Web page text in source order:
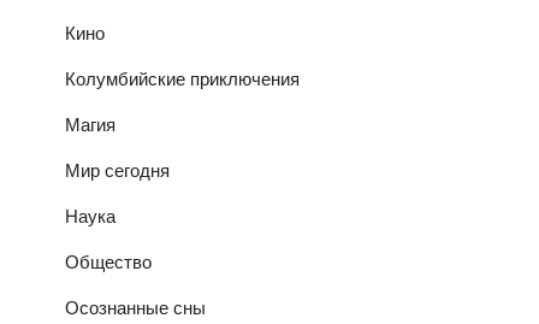
Кино
Колумбийские приключения
Магия
Мир сегодня
Наука
Общество
Осознанные сны